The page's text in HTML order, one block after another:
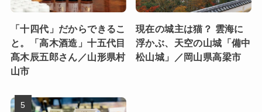
「十四代」だからできるこ
と。「高木酒造」十五代目
髙木辰五郎さん／山形県村
山市
現在の城主は猫？ 雲海に
浮かぶ、天空の山城「備中
松山城」／岡山県高梁市